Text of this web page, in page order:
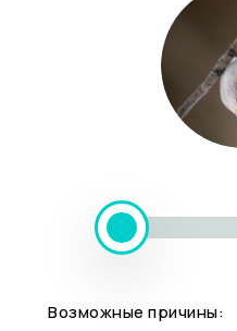
Возможные причины: